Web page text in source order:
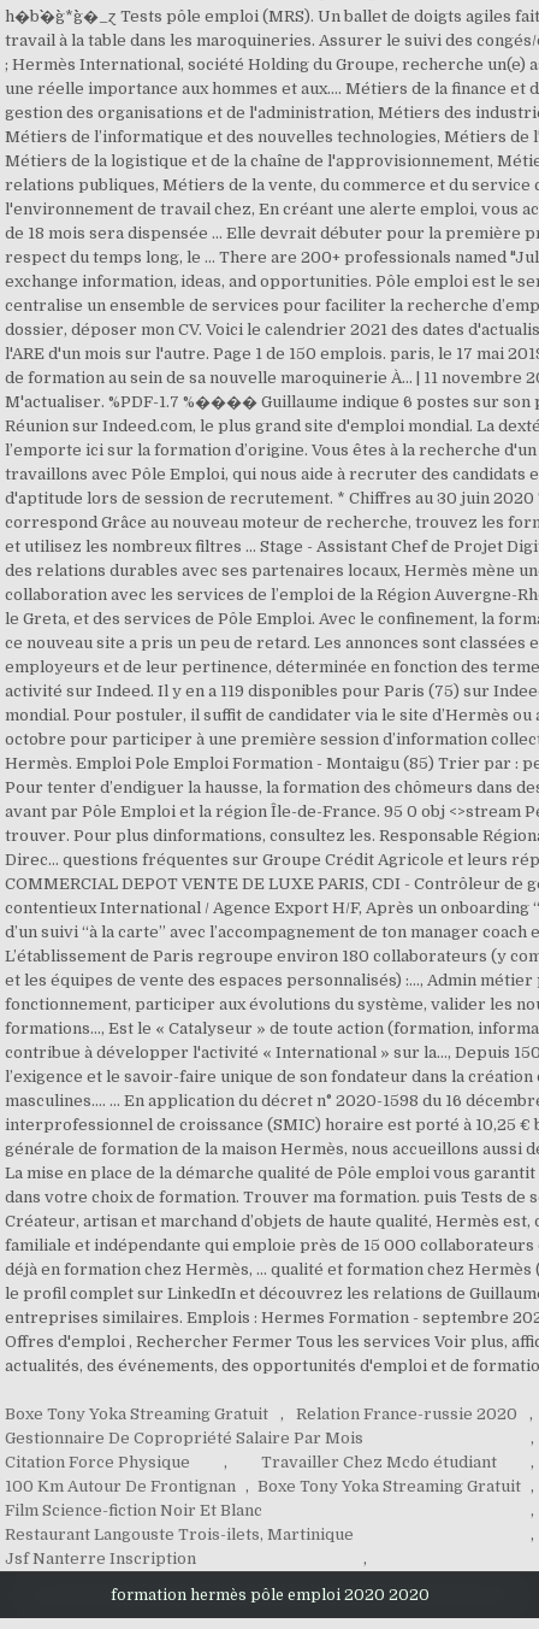
Boxe Tony Yoka Streaming Gratuit , Relation France-russie 2020
,
Gestionnaire De Copropriété Salaire Par Mois
,
Citation Force Physique
, Travailler Chez Mcdo étudiant
,
100 Km Autour De Frontignan , Boxe Tony Yoka Streaming Gratuit ,
Film Science-fiction Noir Et Blanc
,
Restaurant Langouste Trois-ilets, Martinique
,
Jsf Nanterre Inscription
,
formation hermès pôle emploi 2020 2020